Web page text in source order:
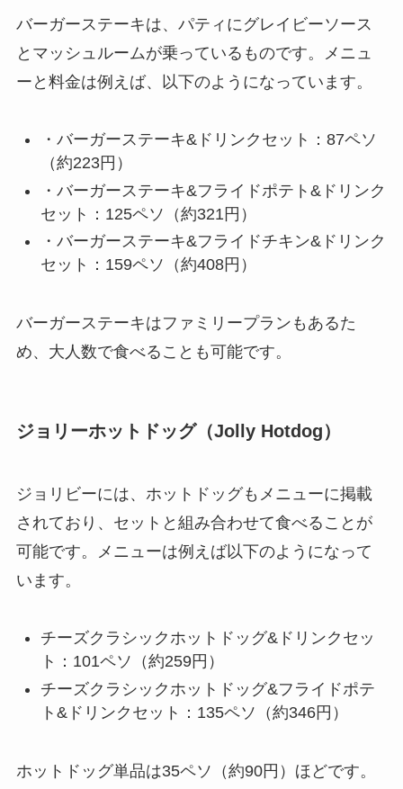
バーガーステーキは、パティにグレイビーソース
とマッシュルームが乗っているものです。メニュ
ーと料金は例えば、以下のようになっています。
・バーガーステーキ&ドリンクセット：87ペソ
（約223円）
・バーガーステーキ&フライドポテト&ドリンク
セット：125ペソ（約321円）
・バーガーステーキ&フライドチキン&ドリンク
セット：159ペソ（約408円）
バーガーステーキはファミリープランもあるた
め、大人数で食べることも可能です。
ジョリーホットドッグ（Jolly Hotdog）
ジョリビーには、ホットドッグもメニューに掲載
されており、セットと組み合わせて食べることが
可能です。メニューは例えば以下のようになって
います。
チーズクラシックホットドッグ&ドリンクセッ
ト：101ペソ（約259円）
チーズクラシックホットドッグ&フライドポテ
ト&ドリンクセット：135ペソ（約346円）
ホットドッグ単品は35ペソ（約90円）ほどです。